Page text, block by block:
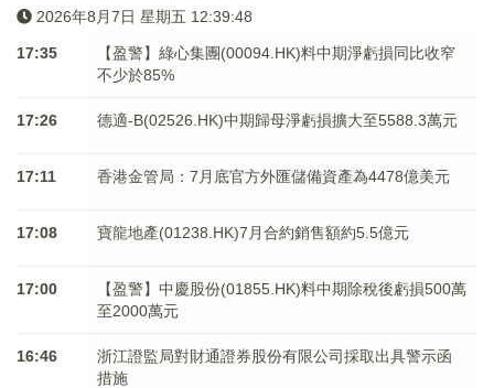
2026年8月7日 星期五 12:39:49
17:35
【盈警】綠心集團(00094.HK)料中期淨虧損同比收窄
不少於85%
17:26 德適-B(02526.HK)中期歸母淨虧損擴大至5588.3萬元
17:11 香港金管局：7月底官方外匯儲備資產為4478億美元
17:08 寶龍地產(01238.HK)7月合約銷售額約5.5億元
17:00
【盈警】中慶股份(01855.HK)料中期除稅後虧損500萬
至2000萬元
16:46
浙江證監局對財通證券股份有限公司採取出具警示函
措施